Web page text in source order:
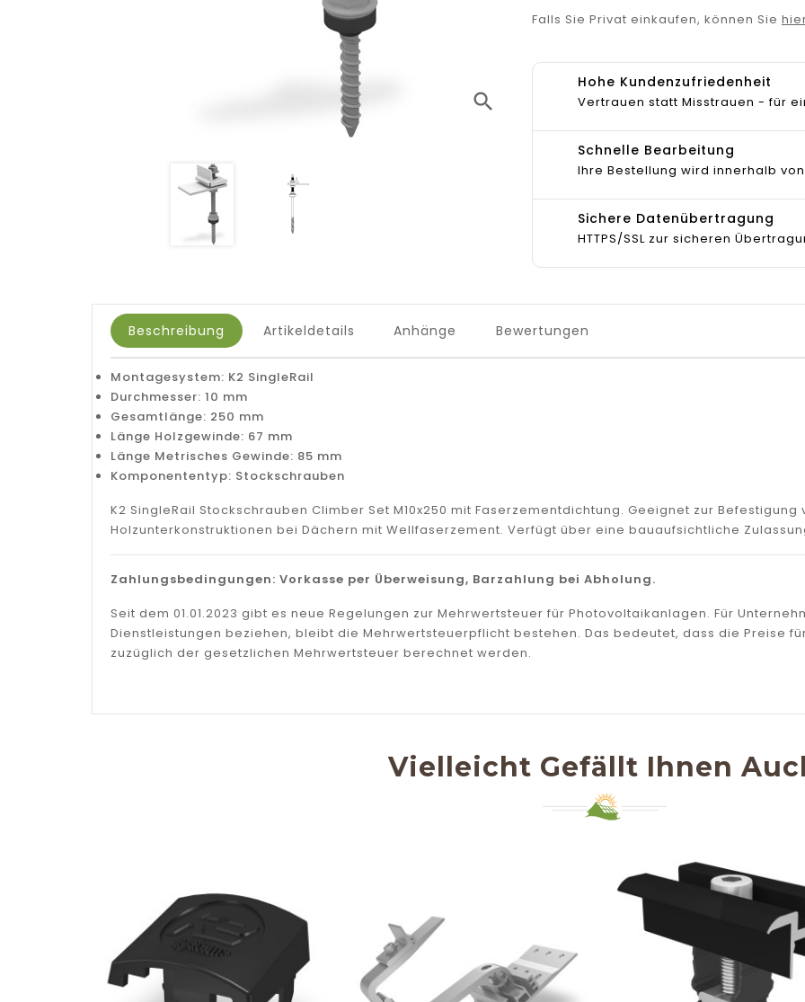
search
Falls Sie Privat einkaufen, können Sie
Hohe Kundenzufriedenheit
Vertrauen statt Misstrauen - für
Schnelle Bearbeitung
Ihre Bestellung wird innerhalb
Sichere Datenübertragung
HTTPS/SSL zur sicheren
Beschreibung Artikeldetails Anhänge Bewertungen
Montagesystem: K2 SingleRail
Durchmesser: 10 mm
Gesamtlänge: 250 mm
Länge Holzgewinde: 67 mm
Länge Metrisches Gewinde: 85 mm
Komponententyp: Stockschrauben
K2 SingleRail Stockschrauben Climber Set M10x250 mit Faserzementdichtung. Geeignet zur
Holzunterkonstruktionen bei Dächern mit Wellfaserzement. Verfügt über eine bauaufsichtliche
Zahlungsbedingungen: Vorkasse per Überweisung, Barzahlung bei Abholung.
Seit dem 01.01.2023 gibt es neue Regelungen zur Mehrwertsteuer für Photovoltaikanlagen. Für
Dienstleistungen beziehen, bleibt die Mehrwertsteuerpflicht bestehen. Das bedeutet, dass die Preise
zuzüglich der gesetzlichen Mehrwertsteuer berechnet werden.
Vielleicht Gefällt Ihnen